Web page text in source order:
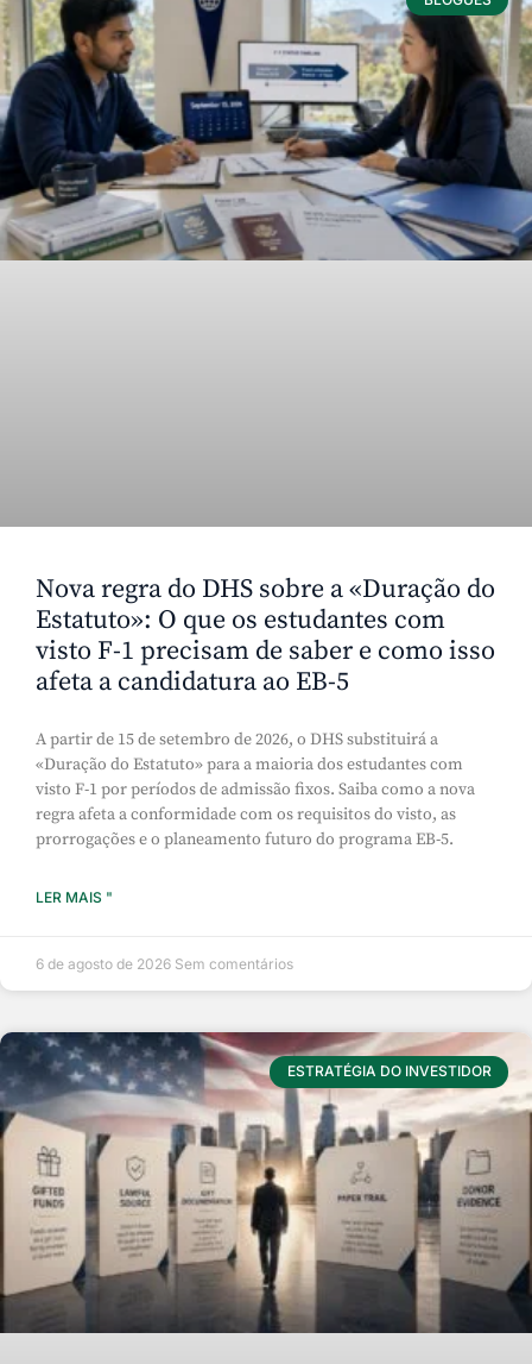
Nova regra do DHS sobre a «Duração do
Estatuto»: O que os estudantes com
visto F-1 precisam de saber e como isso
afeta a candidatura ao EB-5
A partir de 15 de setembro de 2026, o DHS substituirá a
«Duração do Estatuto» para a maioria dos estudantes com
visto F-1 por períodos de admissão fixos. Saiba como a nova
regra afeta a conformidade com os requisitos do visto, as
prorrogações e o planeamento futuro do programa EB-5.
LER MAIS "
6 de agosto de 2026 Sem comentários
ESTRATÉGIA DO INVESTIDOR